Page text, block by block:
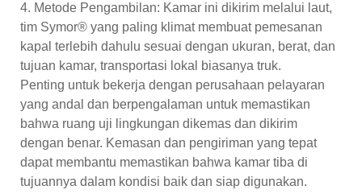
4. Metode Pengambilan: Kamar ini dikirim melalui laut,
tim Symor® yang paling klimat membuat pemesanan
kapal terlebih dahulu sesuai dengan ukuran, berat, dan
tujuan kamar, transportasi lokal biasanya truk.
Penting untuk bekerja dengan perusahaan pelayaran
yang andal dan berpengalaman untuk memastikan
bahwa ruang uji lingkungan dikemas dan dikirim
dengan benar. Kemasan dan pengiriman yang tepat
dapat membantu memastikan bahwa kamar tiba di
tujuannya dalam kondisi baik dan siap digunakan.